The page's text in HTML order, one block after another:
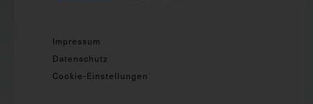
Impressum
Datenschutz
Cookie-Einstellungen